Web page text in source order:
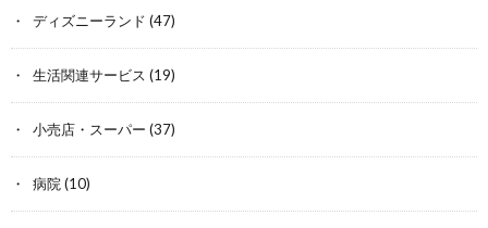
ディズニーランド (47)
生活関連サービス (19)
小売店・スーパー (37)
病院(10)